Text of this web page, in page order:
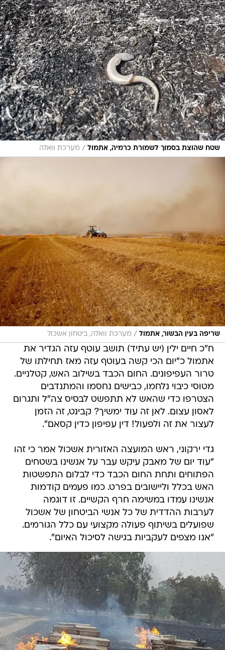
שטח שהוצת בסמוך לשמורת כרמיה, אתמול / מערכת וואלה
שריפה בעין הבשור, אתמול / מערכת וואלה, ביטחון אשכול
ח"כ חיים ילין (יש עתיד) תושב עוטף עזה הגדיר את
אתמול כ"יום הכי קשה בעוטף עזה מאז תחילתו של
טרור העפיפונים. החום הכבד בשילוב האש, קטלניים.
מטוסי כיבוי נלחמו, כבישים נחסמו והמתנדבים
הצטרפו כדי שהאש לא תתפשט לבסיס צה"ל ותגרום
לאסון עצום. לאן זה עוד ימשיך? קבינט, זה הזמן
לעצור את זה ולפעול! דין עפיפון כדין קסאם".
גדי ירקוני, ראש המועצה האזורית אשכול אמר כי זהו
"עוד יום של מאבק עיקש עבר על אנשינו בשטחים
הפתוחים ותחת החום הכבד כדי לבלום התפשטות
האש בכלל וליישובים בפרט. כמו פעמים קודמות
אנשינו עמדו במשימה חרף הקשיים. זו דוגמה
לערבות ההדדית של כל אנשי הביטחון של אשכול
שפועלים בשיתוף פעולה מקצועי עם כלל הגורמים.
"אנו מצפים לעקביות בגישה לסיכול האיום".